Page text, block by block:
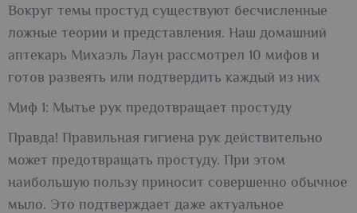
Вокруг темы простуд существуют бесчисленные
ложные теории и представления. Наш домашний
аптекарь Михаэль Лаун рассмотрел 10 мифов и
готов развеять или подтвердить каждый из них
Миф 1: Мытье рук предотвращает простуду
Правда! Правильная гигиена рук действительно
может предотвращать простуду. При этом
наибольшую пользу приносит совершенно обычное
мыло. Это подтверждает даже актуальное